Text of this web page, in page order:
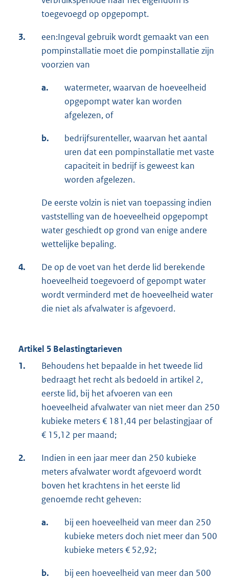
toegevoegd op opgepompt.
3.
een:Ingeval gebruik wordt gemaakt van een
pompinstallatie moet die pompinstallatie zijn
voorzien van
a.
watermeter, waarvan de hoeveelheid
opgepompt water kan worden
afgelezen, of
b.
bedrijfsurenteller, waarvan het aantal
uren dat een pompinstallatie met vaste
capaciteit in bedrijf is geweest kan
worden afgelezen.
De eerste volzin is niet van toepassing indien
vaststelling van de hoeveelheid opgepompt
water geschiedt op grond van enige andere
wettelijke bepaling.
4.
De op de voet van het derde lid berekende
hoeveelheid toegevoerd of gepompt water
wordt verminderd met de hoeveelheid water
die niet als afvalwater is afgevoerd.
Artikel 5 Belastingtarieven
1.
Behoudens het bepaalde in het tweede lid
bedraagt het recht als bedoeld in artikel 2,
eerste lid, bij het afvoeren van een
hoeveelheid afvalwater van niet meer dan 250
kubieke meters € 181,44 per belastingjaar of
€ 15,12 per maand;
2.
Indien in een jaar meer dan 250 kubieke
meters afvalwater wordt afgevoerd wordt
boven het krachtens in het eerste lid
genoemde recht geheven:
a.
bij een hoeveelheid van meer dan 250
kubieke meters doch niet meer dan 500
kubieke meters € 52,92;
b.
bij een hoeveelheid van meer dan 500